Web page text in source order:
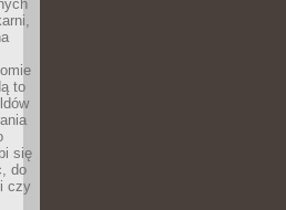
to
się
do
czy